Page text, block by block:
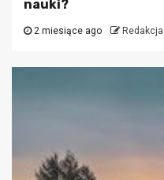
nauki?
2 miesiące ago